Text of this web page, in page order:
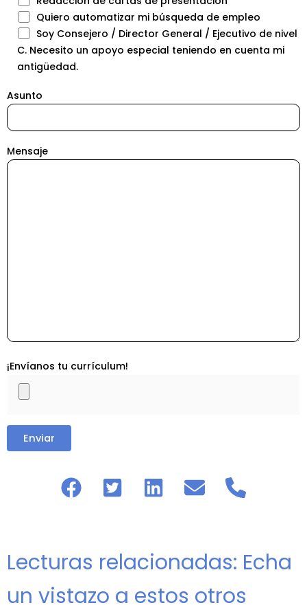
Quiero automatizar mi búsqueda de empleo
Soy Consejero / Director General / Ejecutivo de nivel
C. Necesito un apoyo especial teniendo en cuenta mi
antigüedad.
Asunto
Mensaje
¡Envíanos tu currículum!
Lecturas relacionadas: Echa
un vistazo a estos otros